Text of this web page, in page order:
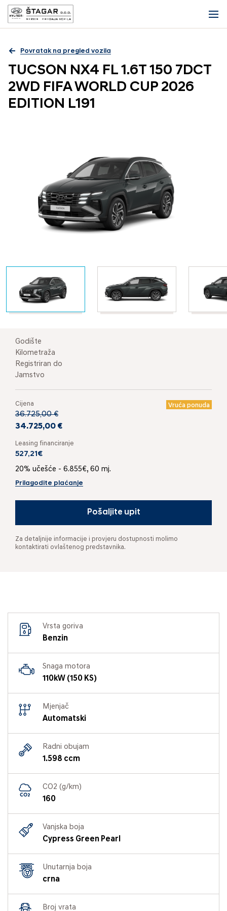
Povratak na pregled vozila
TUCSON NX4 FL 1.6T 150 7DCT
2WD FIFA WORLD CUP 2026
EDITION L191
Godište
Kilometraža
Registriran do
Jamstvo
Cijena Vruća ponuda
36.725,00 €
34.725,00 €
Leasing financiranje
527,21€
20% učešće - 6.855€, 60 mj.
Prilagodite plaćanje
Pošaljite upit
Za detaljnije informacije i provjeru dostupnosti molimo
kontaktirati ovlaštenog predstavnika.
Vrsta goriva
Benzin
Snaga motora
110kW (150 KS)
Mjenjač
Automatski
Radni obujam
1.598 ccm
CO2 (g/km)
160
Vanjska boja
Cypress Green Pearl
Unutarnja boja
crna
Broj vrata